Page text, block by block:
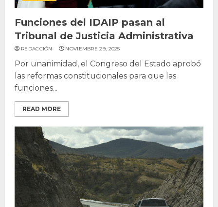
Funciones del IDAIP pasan al
Tribunal de Justicia Administrativa
REDACCIÓN NOVIEMBRE 29, 2025
Por unanimidad, el Congreso del Estado aprobó
las reformas constitucionales para que las
funciones...
READ MORE